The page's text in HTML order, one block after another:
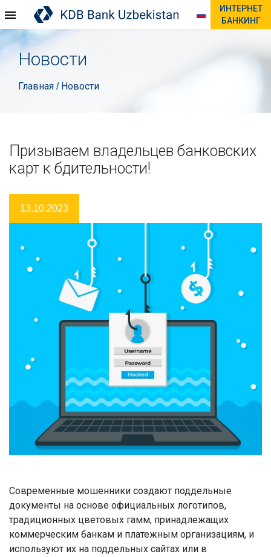
ИНТЕРНЕТ
БАНКИНГ
Новости
Главная / Новости
Призываем владельцев банковских
карт к бдительности!
13.10.2023
Современные мошенники создают поддельные
документы на основе официальных логотипов,
традиционных цветовых гамм, принадлежащих
коммерческим банкам и платежным организациям, и
используют их на поддельных сайтах или в